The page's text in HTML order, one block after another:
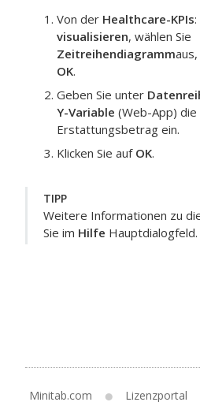
Von der Healthcare-KPIs:
visualisieren, wählen Sie
Zeitreihendiagramm
OK.
Geben Sie unter
Y-Variable (Web-App) die
Erstattungsbetrag ein.
Klicken Sie auf OK.
TIPP
Weitere Informationen zu
Sie im Hilfe Hauptdialogfeld.
Minitab.com Lizenzportal